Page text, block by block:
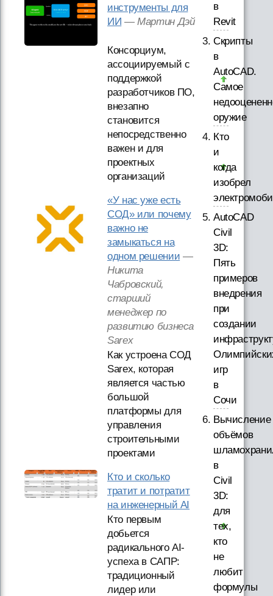
инструменты для
ИИ —Мартин Дэй
Консорциум,
ассоциируемый с
поддержкой
разработчиков ПО,
внезапно
становится
непосредственно
важен и для
проектных
организаций
«У нас уже есть
СОД» или почему
важно не
замыкаться на
одном решении —
Никита
Чабровский,
старший
менеджер по
развитию бизнеса
Sarex
Как устроена СОД
Sarex, которая
является частью
большой
платформы для
управления
строительными
проектами
Кто и сколько
тратит и потратит
на инженерный AI
Кто первым
добьется
радикального AI-
успеха в САПР:
традиционный
лидер или
в
Revit
Скрипты
в
AutoCAD.
Самое
оружие
Кто
и
когда
изобрел
AutoCAD
Civil
3D:
Пять
примеров
внедрения
при
создании
игр
в
Сочи
Вычисление
объёмов
в
Civil
3D:
для
тех,
кто
не
любит
формулы